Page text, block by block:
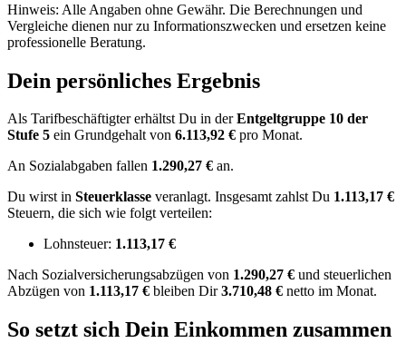
Hinweis: Alle Angaben ohne Gewähr. Die Berechnungen und
Vergleiche dienen nur zu Informationszwecken und ersetzen keine
professionelle Beratung.
Dein persönliches Ergebnis
Als Tarifbeschäftigter erhältst Du in derEntgeltgruppe 10 der
Stufe 5 ein Grundgehalt von 6.113,92 € pro Monat.
An Sozialabgaben fallen 1.290,27 € an.
Du wirst in Steuerklasse veranlagt. Insgesamt zahlst Du 1.113,17 €
Steuern, die sich wie folgt verteilen:
Lohnsteuer: 1.113,17 €
Nach Sozialversicherungsabzügen von 1.290,27 € und steuerlichen
Abzügen von 1.113,17 € bleiben Dir3.710,48 € netto im Monat.
So setzt sich Dein Einkommen zusammen